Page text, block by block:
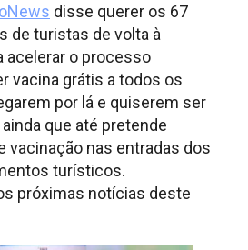
disse querer os 67
de turistas de volta à
acelerar o processo
vacina grátis a todos os
por lá e quiserem ser
que até pretende
vacinação nas entradas dos
turísticos.
próximas notícias deste